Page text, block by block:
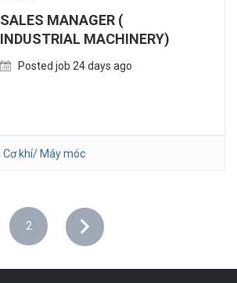
SALES MANAGER (
INDUSTRIAL MACHINERY)
Posted job 24 days ago
Cơ khí/ Máy móc
2